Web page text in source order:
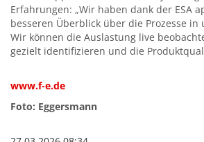
Erfahrungen: „Wir haben dank der ESA
besseren Überblick über die Prozesse in
Wir können die Auslastung live
gezielt identifizieren und die
www.f-e.de
Foto: Eggersmann